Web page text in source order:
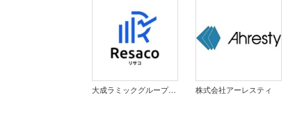
大成ラミックグループ株式会社 株式会社アーレスティ